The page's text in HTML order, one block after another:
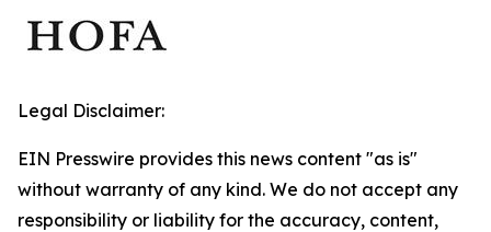
Legal Disclaimer:
EIN Presswire provides this news content "as is"
without warranty of any kind. We do not accept any
responsibility or liability for the accuracy, content,